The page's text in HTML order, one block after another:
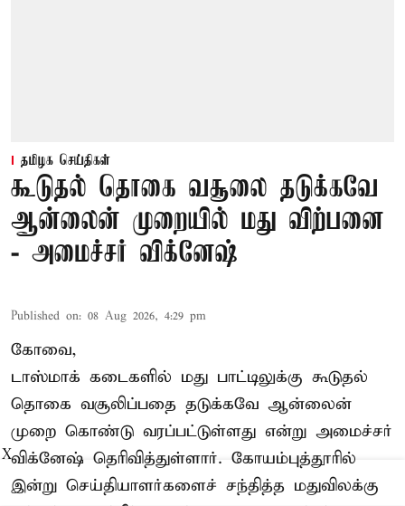
தமிழக செய்திகள்
கூடுதல் தொகை வசூலை தடுக்கவே
ஆன்லைன் முறையில் மது விற்பனை
- அமைச்சர் விக்னேஷ்
Published on: 08 Aug 2026, 4:29 pm
கோவை,
டாஸ்மாக் கடைகளில் மது பாட்டிலுக்கு கூடுதல்
தொகை வசூலிப்பதை தடுக்கவே ஆன்லைன்
முறை கொண்டு வரப்பட்டுள்ளது என்று அமைச்சர்
விக்னேஷ் தெரிவித்துள்ளார். கோயம்புத்தூரில்
இன்று செய்தியாளர்களைச் சந்தித்த மதுவிலக்கு
X